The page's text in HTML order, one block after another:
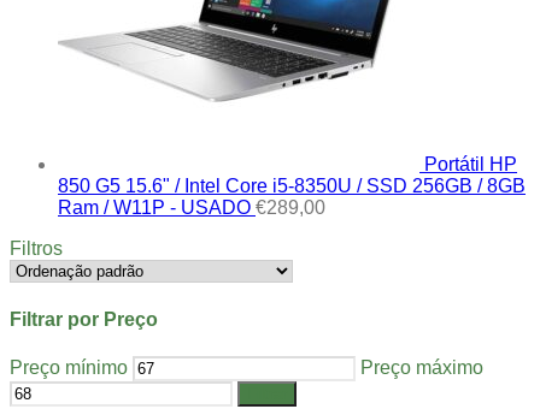
Portátil HP
850 G5 15.6" / Intel Core i5-8350U / SSD 256GB / 8GB
Ram / W11P - USADO €289,00
Filtros
Filtrar por Preço
Preço mínimo Preço máximo